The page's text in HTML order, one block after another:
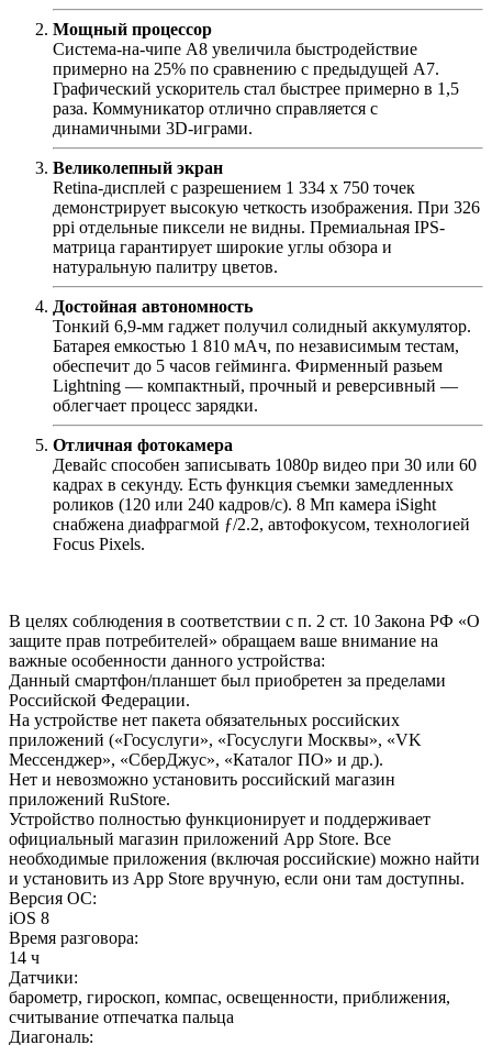
Мощный процессор
Система-на-чипе А8 увеличила быстродействие
примерно на 25% по сравнению с предыдущей A7.
Графический ускоритель стал быстрее примерно в 1,5
раза. Коммуникатор отлично справляется с
динамичными 3D-играми.
Великолепный экран
Retina-дисплей с разрешением 1 334 x 750 точек
демонстрирует высокую четкость изображения. При 326
ppi отдельные пиксели не видны. Премиальная IPS-
матрица гарантирует широкие углы обзора и
натуральную палитру цветов.
Достойная автономность
Тонкий 6,9-мм гаджет получил солидный аккумулятор.
Батарея емкостью 1 810 мАч, по независимым тестам,
обеспечит до 5 часов гейминга. Фирменный разьем
Lightning — компактный, прочный и реверсивный —
облегчает процесс зарядки.
Отличная фотокамера
Девайс способен записывать 1080p видео при 30 или 60
кадрах в секунду. Есть функция съемки замедленных
роликов (120 или 240 кадров/с). 8 Мп камера iSight
снабжена диафрагмой ƒ/2.2, автофокусом, технологией
Focus Pixels.
В целях соблюдения в соответствии с п. 2 ст. 10 Закона РФ «О
защите прав потребителей» обращаем ваше внимание на
важные особенности данного устройства:
Данный смартфон/планшет был приобретен за пределами
Российской Федерации.
На устройстве нет пакета обязательных российских
приложений («Госуслуги», «Госуслуги Москвы», «VK
Мессенджер», «СберДжус», «Каталог ПО» и др.).
Нет и невозможно установить российский магазин
приложений RuStore.
Устройство полностью функционирует и поддерживает
официальный магазин приложений App Store. Все
необходимые приложения (включая российские) можно найти
и установить из App Store вручную, если они там доступны.
Версия ОС:
iOS 8
Время разговора:
14 ч
Датчики:
барометр, гироскоп, компас, освещенности, приближения,
считывание отпечатка пальца
Диагональ: